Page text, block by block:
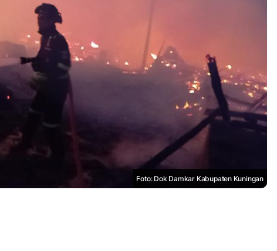
Foto: Dok Damkar Kabupaten Kuningan